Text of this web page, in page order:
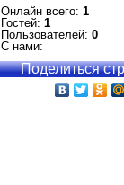
Онлайн всего: 1
Гостей: 1
Пользователей: 0
С нами:
Поделиться